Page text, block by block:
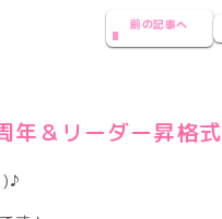
前の記事へ
＆リーダー昇格式